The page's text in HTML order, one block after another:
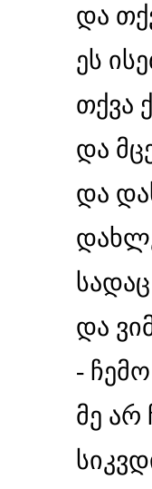
და
ეს
თქვა
და
და
და
-
მე არ